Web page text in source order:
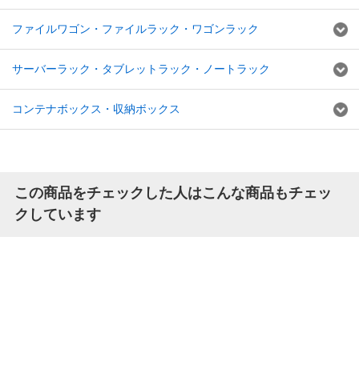
ファイルワゴン・ファイルラック・ワゴンラック
サーバーラック・タブレットラック・ノートラック
コンテナボックス・収納ボックス
この商品をチェックした人はこんな商品もチェッ
クしています